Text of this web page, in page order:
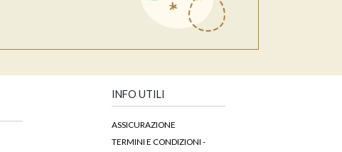
INFO UTILI
ASSICURAZIONE
TERMINI E CONDIZIONI -